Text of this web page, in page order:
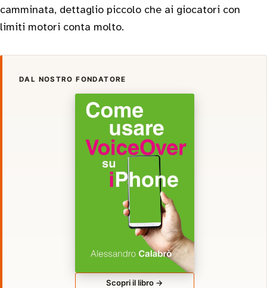
camminata, dettaglio piccolo che ai giocatori con
limiti motori conta molto.
DAL NOSTRO FONDATORE
Scopri il libro →